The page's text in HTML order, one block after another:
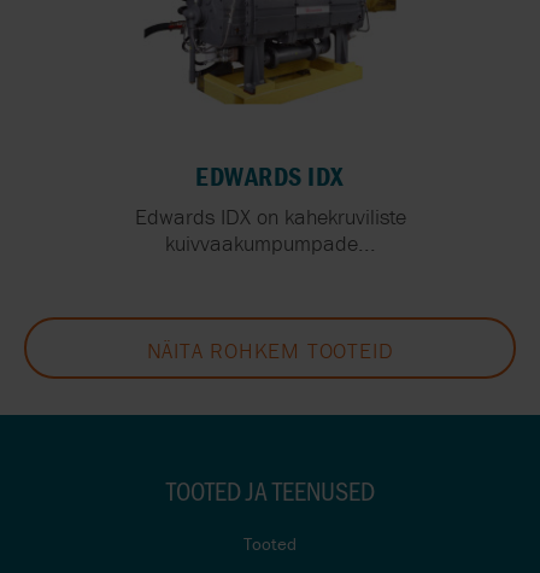
EDWARDS IDX
Edwards IDX on kahekruviliste
kuivvaakumpumpade...
NÄITA ROHKEM TOOTEID
TOOTED JA TEENUSED
Tooted